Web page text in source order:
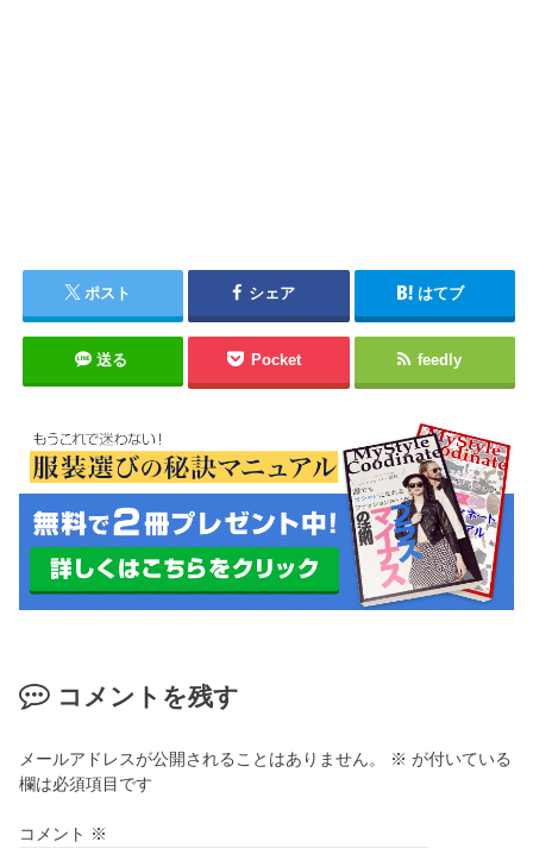
ポスト シェア はてブ
送る Pocket feedly
コメントを残す
メールアドレスが公開されることはありません。 ※ が付いている
欄は必須項目です
コメント ※